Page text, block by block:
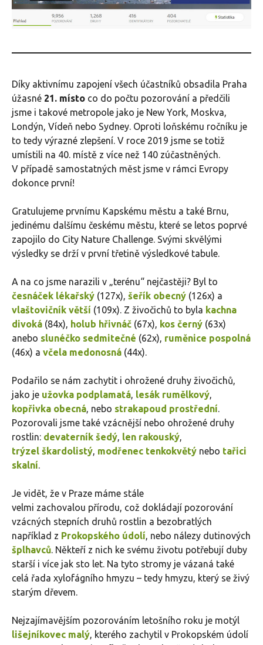
Díky aktivnímu zapojení všech účastníků obsadila Praha
úžasné 21. místo co do počtu pozorování a předčili
jsme i takové metropole jako je New York, Moskva,
Londýn, Vídeň nebo Sydney. Oproti loňskému ročníku je
to tedy výrazné zlepšení. V roce 2019 jsme se totiž
umístili na 40. místě z více než 140 zúčastněných.
V případě samostatných měst jsme v rámci Evropy
dokonce první!
Gratulujeme prvnímu Kapskému městu a také Brnu,
jedinému dalšímu českému městu, které se letos poprvé
zapojilo do City Nature Challenge. Svými skvělými
výsledky se drží v první třetině výsledkové tabule.
A na co jsme narazili v „terénu“ nejčastěji? Byl to
česnáček lékařský (127x), šeřík obecný (126x) a
vlaštovičník větší (109x). Z živočichů to byla kachna
divoká (84x), holub hřivnáč (67x), kos černý (63x)
anebo slunéčko sedmitečné (62x), ruměnice pospolná
(46x) a včela medonosná (44x).
Podařilo se nám zachytit i ohrožené druhy živočichů,
jako je užovka podplamatá lesák rumělkový
kopřivka obecná , nebo strakapoud prostřední
Pozorovali jsme také vzácnější nebo ohrožené druhy
rostlin: devaterník šedý len rakouský
trýzel škardolistý modřenec tenkokvětý nebo tařici
skalní
Je vidět, že v Praze máme stále
velmi zachovalou přírodu, což dokládají pozorování
vzácných stepních druhů rostlin a bezobratlých
například z Prokopského údolí , nebo nálezy dutinových
šplhavců . Někteří z nich ke svému životu potřebují duby
starší i více jak sto let. Na tyto stromy je vázaná také
celá řada xylofágního hmyzu – tedy hmyzu, který se živý
starým dřevem.
Nejzajímavějším pozorováním letošního roku je motýl
lišejníkovec malý , kterého zachytil v Prokopském údolí